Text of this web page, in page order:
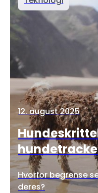
12. august 2025
Hvorfor begrense
deres?